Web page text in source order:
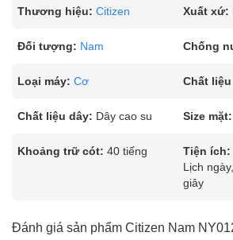
Thương hiệu: Citizen Xuất xứ:
Đối tượng: Nam Chống
Loại máy: Cơ Chất
Chất liệu dây: Dây cao su Size mặt:
Khoảng trữ cót: 40 tiếng Tiện ích:
Lịch
giây
Đánh giá sản phẩm Citizen Nam